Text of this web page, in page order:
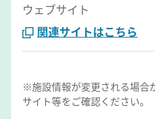
ウェブサイト
関連サイトはこちら
※施設情報が変更される場合
サイト等をご確認ください。